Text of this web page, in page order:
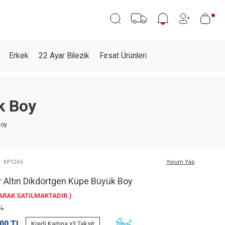
Erkek 22 Ayar Bilezik Fırsat Ürünleri
Boy
KP1265 Yorum Yap
Altın Dikdörtgen Küpe Büyük Boy
SATILMAKTADIR.)